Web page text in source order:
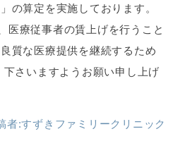
の算定を実施しております。
医療従事者の賃上げを行うこと
質な医療提供を継続するため
さいますようお願い申し上げ
者:すずきファミリークリニック